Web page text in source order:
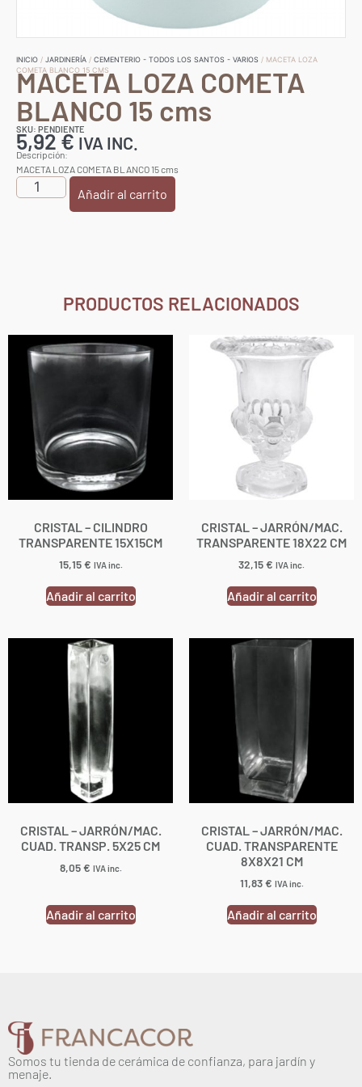
INICIO / JARDINERÍA / CEMENTERIO - TODOS LOS SANTOS - VARIOS / MACETA LOZA
COMETA BLANCO 15 CMS
MACETA LOZA COMETA
BLANCO 15 cms
SKU: PENDIENTE
5,92€ IVA INC.
Descripción:
MACETA LOZA COMETA BLANCO 15 cms
Añadir al carrito
PRODUCTOS RELACIONADOS
CRISTAL – CILINDRO
TRANSPARENTE 15X15CM
15,15€ IVA inc.
Añadir al carrito
CRISTAL – JARRÓN/MAC.
TRANSPARENTE 18X22 CM
32,15€ IVA inc.
Añadir al carrito
CRISTAL – JARRÓN/MAC.
CUAD. TRANSP. 5X25 CM
8,05€ IVA inc.
Añadir al carrito
CRISTAL – JARRÓN/MAC.
CUAD. TRANSPARENTE
8X8X21 CM
11,83€ IVA inc.
Añadir al carrito
Somos tu tienda de cerámica de confianza, para jardín y
menaje.